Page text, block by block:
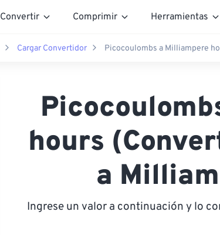
Convertir Comprimir Herramientas
Cargar Convertidor Picocoulombs a Milliampere
hours
a
Ingrese un valor a continuación y lo